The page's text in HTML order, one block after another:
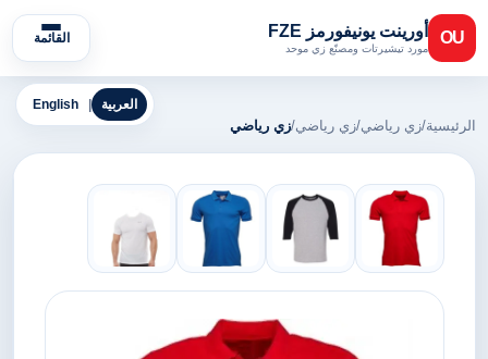
OU أورينت يونيفورمز FZE
مورد تيشيرتات ومصنّع زي موحد
القائمة
English العربية
الرئيسية/زي رياضي/زي رياضي/زي رياضي